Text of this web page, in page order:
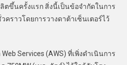
ตขึ้นครั้งแรก สิ่งนี้เป็นข้อจำกัดในการ
ราวโดยการวางดาต้าเซ็นเตอร์ไว้
Services (AWS) ที่เพิ่งดำเนินการ